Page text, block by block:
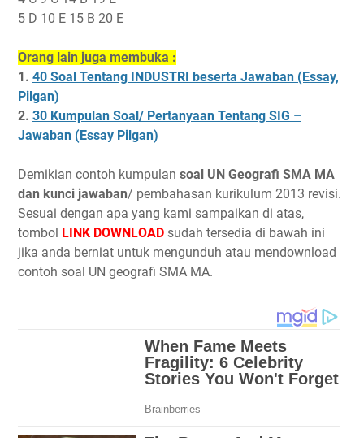
5 D 10 E 15 B 20 E
Orang lain juga membuka :
1. 40 Soal Tentang INDUSTRI beserta Jawaban (Essay,
Pilgan)
2. 30 Kumpulan Soal/ Pertanyaan Tentang SIG –
Jawaban (Essay Pilgan)
Demikian contoh kumpulan soal UN Geografi SMA MA
dan kunci jawaban/ pembahasan kurikulum 2013 revisi.
Sesuai dengan apa yang kami sampaikan di atas,
tombol LINK DOWNLOAD sudah tersedia di bawah ini
jika anda berniat untuk mengunduh atau mendownload
contoh soal UN geografi SMA MA.